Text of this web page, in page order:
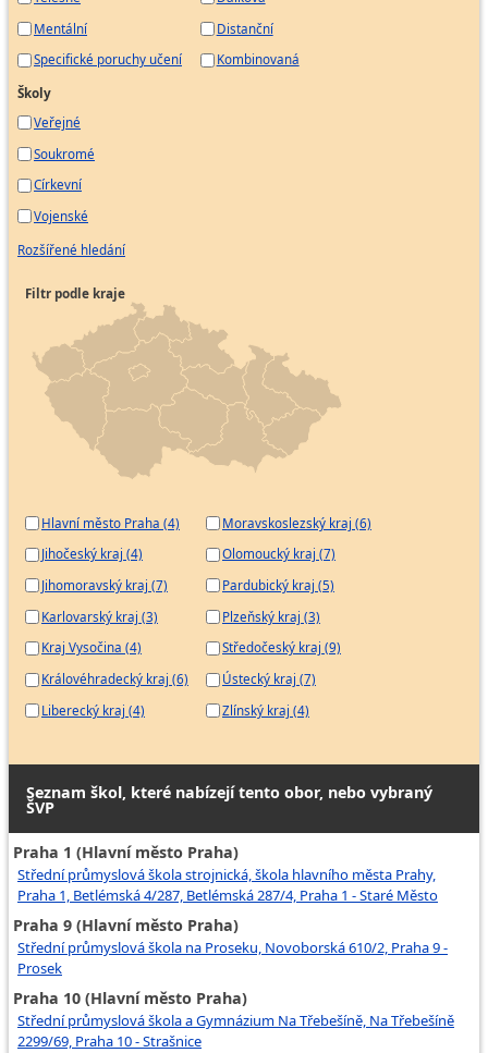
Mentální
Specifické poruchy učení
Distanční
Kombinovaná
Školy
Veřejné
Soukromé
Církevní
Vojenské
Rozšířené hledání
Filtr podle kraje
Hlavní město Praha (4)
Jihočeský kraj (4)
Jihomoravský kraj (7)
Karlovarský kraj (3)
Kraj Vysočina (4)
Královéhradecký kraj (6)
Liberecký kraj (4)
Moravskoslezský kraj (6)
Olomoucký kraj (7)
Pardubický kraj (5)
Plzeňský kraj (3)
Středočeský kraj (9)
Ústecký kraj (7)
Zlínský kraj (4)
Seznam škol, které nabízejí tento obor, nebo vybraný
ŠVP
Praha 1 (Hlavní město Praha)
Střední průmyslová škola strojnická, škola hlavního města Prahy,
Praha 1, Betlémská 4/287, Betlémská 287/4, Praha 1 - Staré Město
Praha 9 (Hlavní město Praha)
Střední průmyslová škola na Proseku, Novoborská 610/2, Praha 9 -
Prosek
Praha 10 (Hlavní město Praha)
Střední průmyslová škola a Gymnázium Na Třebešíně, Na Třebešíně
2299/69, Praha 10 - Strašnice